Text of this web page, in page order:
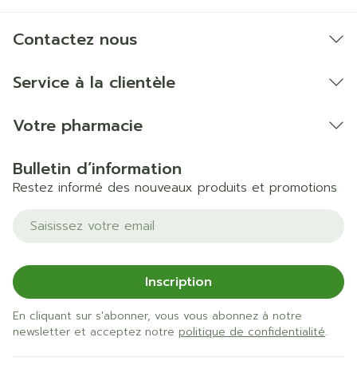
Contactez nous
Service à la clientèle
Votre pharmacie
Bulletin d’information
Restez informé des nouveaux produits et promotions
Adresse mail
Inscription
En cliquant sur s'abonner, vous vous abonnez à notre
newsletter et acceptez notre politique de confidentialité.